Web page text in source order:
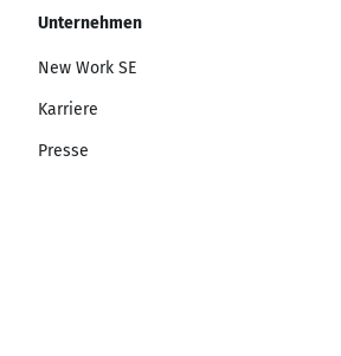
Unternehmen
New Work SE
Karriere
Presse